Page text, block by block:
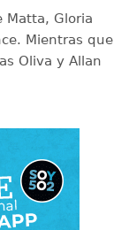
Matta, Gloria
Mientras que
Oliva y Allan